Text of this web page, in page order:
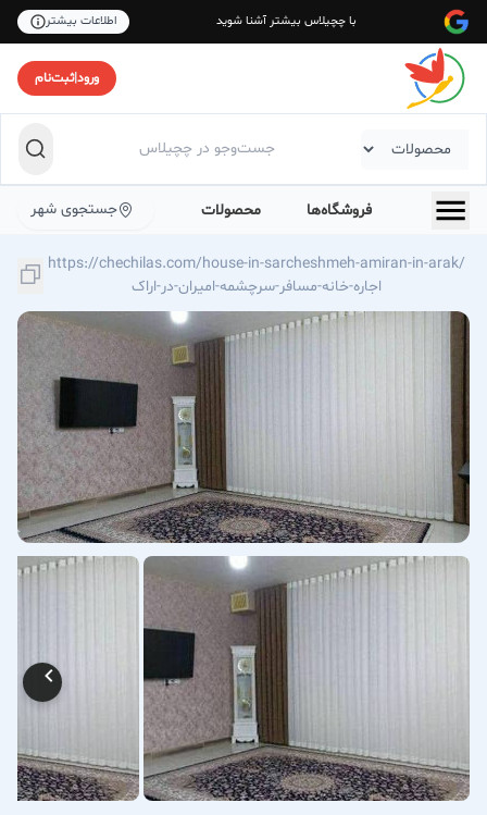
با چچیلاس بیشتر آشنا شوید اطلاعات بیشتر
ورود|ثبت‌نام
فروشگاه‌ها محصولات جستجوی شهر
https://chechilas.com/house-in-sarcheshmeh-amiran-in-arak/
اجاره-خانه-مسافر-سرچشمه-امیران-در-اراک